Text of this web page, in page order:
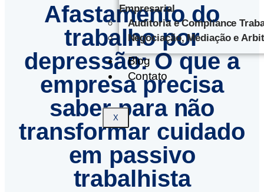
Empresarial
Auditoria e Compliance
Negociação, Mediação e
Blog
Contato
X
Afastamento do
trabalho por
depressão: O que a
empresa precisa
saber para não
transformar cuidado
em passivo
trabalhista